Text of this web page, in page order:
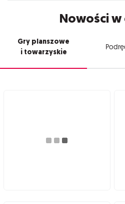
Nowości
Gry planszowe
i towarzyskie